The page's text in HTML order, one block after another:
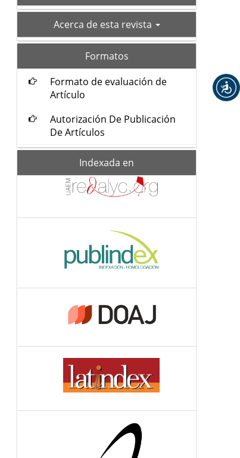
acerca-Acerca de esta revista
Formatos
Formato de evaluación de
Artículo
Autorización De Publicación
De Artículos
Indexada en